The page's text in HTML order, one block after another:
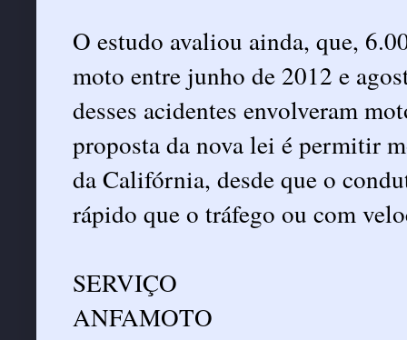
O estudo avaliou ainda, que,
moto entre junho de 2012 e
desses acidentes envolveram
proposta da nova lei é permitir
da Califórnia, desde que o
rápido que o tráfego ou com
SERVIÇO
ANFAMOTO